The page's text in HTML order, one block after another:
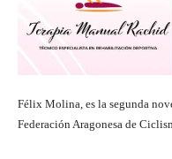
Félix Molina, es la segunda
Federación Aragonesa de